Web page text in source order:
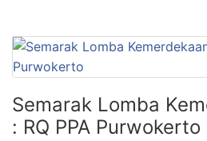
Semarak Lomba
: RQ PPA Purwokerto